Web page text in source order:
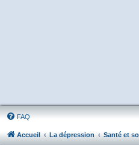
FAQ
Accueil La dépression Santé et